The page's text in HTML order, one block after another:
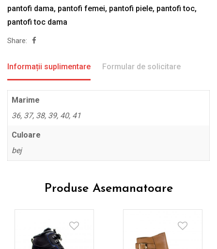
pantofi dama, pantofi femei, pantofi piele, pantofi toc,
pantofi toc dama
Share:
Informații suplimentare Formular de solicitare
Marime
36, 37, 38, 39, 40, 41
Culoare
bej
Produse Asemanatoare